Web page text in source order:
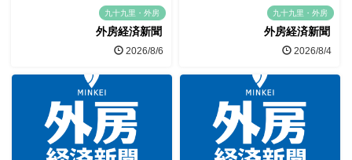
九十九里・外房
外房経済新聞
2026/8/6
九十九里・外房
外房経済新聞
2026/8/4